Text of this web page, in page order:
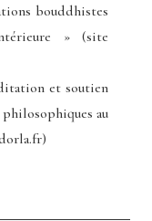
bouddhistes
» (site
et soutien
au